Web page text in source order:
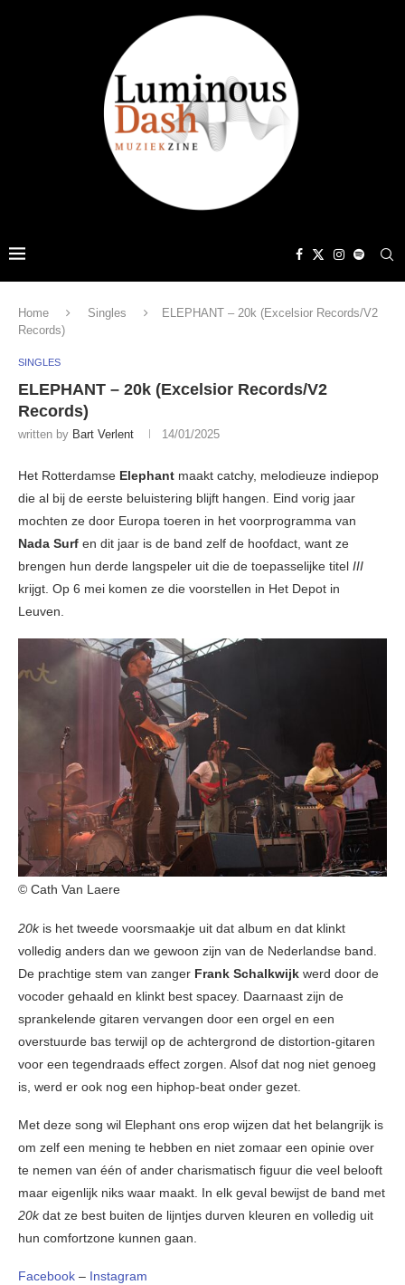
Home Singles
ELEPHANT – 20k (Excelsior Records/V2
Records)
SINGLES
ELEPHANT – 20k (Excelsior Records/V2
Records)
written by Bart Verlent 14/01/2025
Het Rotterdamse Elephant maakt catchy, melodieuze indiepop
die al bij de eerste beluistering blijft hangen. Eind vorig jaar
mochten ze door Europa toeren in het voorprogramma van
Nada Surf en dit jaar is de band zelf de hoofdact, want ze
brengen hun derde langspeler uit die de toepasselijke titel III
krijgt. Op 6 mei komen ze die voorstellen in Het Depot in
Leuven.
© Cath Van Laere
20kis het tweede voorsmaakje uit dat album en dat klinkt
volledig anders dan we gewoon zijn van de Nederlandse band.
De prachtige stem van zanger Frank Schalkwijk werd door de
vocoder gehaald en klinkt best spacey. Daarnaast zijn de
sprankelende gitaren vervangen door een orgel en een
overstuurde bas terwijl op de achtergrond de distortion-gitaren
voor een tegendraads effect zorgen. Alsof dat nog niet genoeg
is, werd er ook nog een hiphop-beat onder gezet.
Met deze song wil Elephant ons erop wijzen dat het belangrijk is
om zelf een mening te hebben en niet zomaar een opinie over
te nemen van één of ander charismatisch figuur die veel belooft
maar eigenlijk niks waar maakt. In elk geval bewijst de band met
20kdat ze best buiten de lijntjes durven kleuren en volledig uit
hun comfortzone kunnen gaan.
Facebook – Instagram